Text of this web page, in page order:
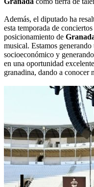
Además, el diputado ha
esta temporada de
posicionamiento de
musical. Estamos
socioeconómico y
en una oportunidad
granadina, dando a conocer